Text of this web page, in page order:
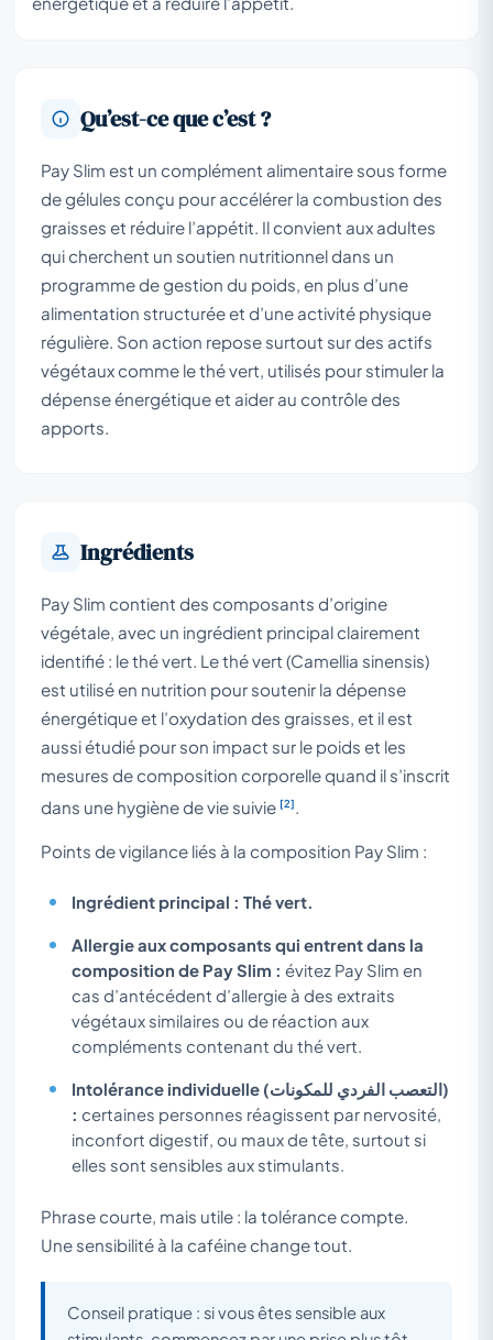
Qu’est-ce que c’est ?
Pay Slim est un complément alimentaire sous forme
de gélules conçu pour accélérer la combustion des
graisses et réduire l’appétit. Il convient aux adultes
qui cherchent un soutien nutritionnel dans un
programme de gestion du poids, en plus d’une
alimentation structurée et d’une activité physique
régulière. Son action repose surtout sur des actifs
végétaux comme le thé vert, utilisés pour stimuler la
dépense énergétique et aider au contrôle des
apports.
Ingrédients
Pay Slim contient des composants d’origine
végétale, avec un ingrédient principal clairement
identifié : le thé vert. Le thé vert (Camellia sinensis)
est utilisé en nutrition pour soutenir la dépense
énergétique et l’oxydation des graisses, et il est
aussi étudié pour son impact sur le poids et les
mesures de composition corporelle quand il s’inscrit
dans une hygiène de vie suivie [2]
Points de vigilance liés à la composition Pay Slim :
Ingrédient principal : Thé vert.
Allergie aux composants qui entrent dans la
composition de Pay Slim : évitez Pay Slim en
cas d’antécédent d’allergie à des extraits
végétaux similaires ou de réaction aux
compléments contenant du thé vert.
Intolérance individuelle (التعصب الفردي للمكونات)
: certaines personnes réagissent par nervosité,
inconfort digestif, ou maux de tête, surtout si
elles sont sensibles aux stimulants.
Phrase courte, mais utile : la tolérance compte.
Une sensibilité à la caféine change tout.
Conseil pratique : si vous êtes sensible aux